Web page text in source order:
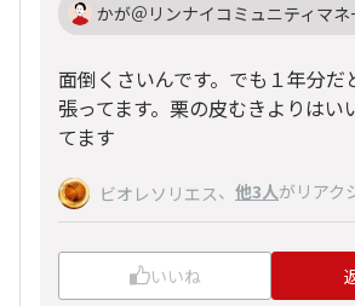
かが＠リンナイコミュニティマネ
面倒くさいんです。でも１年分だ
張ってます。栗の皮むきよりはい
てます
ビオレソリエス、 他3人がリアク
いいね